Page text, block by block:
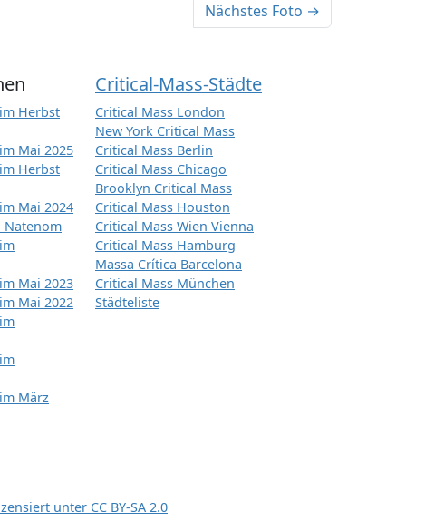
Nächstes Foto →
Herbst
Mai 2025
Herbst
Mai 2024
Natenom
Mai 2023
Mai 2022
März
Critical-Mass-Städte
Critical Mass London
New York Critical Mass
Critical Mass Berlin
Critical Mass Chicago
Brooklyn Critical Mass
Critical Mass Houston
Critical Mass Wien Vienna
Critical Mass Hamburg
Massa Crítica Barcelona
Critical Mass München
Städteliste
unter CC BY-SA 2.0